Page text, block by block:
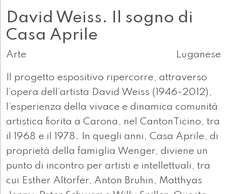
David Weiss. Il sogno di
Casa Aprile
Arte Luganese
Il progetto espositivo ripercorre, attraverso
l’opera dell’artista David Weiss (1946-2012),
l’esperienza della vivace e dinamica comunità
artistica fiorita a Carona, nel CantonTicino, tra
il 1968 e il 1978. In quegli anni, Casa Aprile, di
proprietà della famiglia Wenger, diviene un
punto di incontro per artisti e intellettuali, tra
cui Esther Altorfer, Anton Bruhin, Matthyas